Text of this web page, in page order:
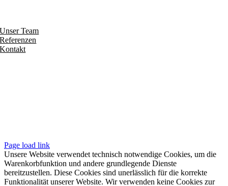
Unser Team
Referenzen
Kontakt
Page load link
Unsere Website verwendet technisch notwendige Cookies, um die
Warenkorbfunktion und andere grundlegende Dienste
bereitzustellen. Diese Cookies sind unerlässlich für die korrekte
Funktionalität unserer Website. Wir verwenden keine Cookies zur